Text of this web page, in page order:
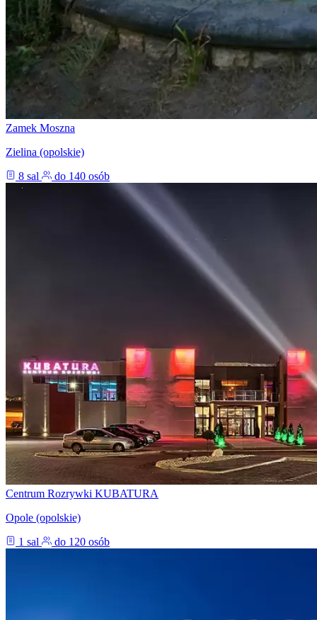
Zamek Moszna
Zielina (opolskie)
8 sal
do 140 osób
Centrum Rozrywki KUBATURA
Opole (opolskie)
1 sal
do 120 osób